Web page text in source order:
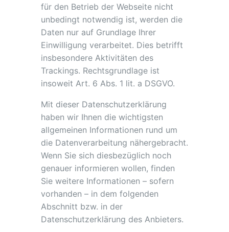
für den Betrieb der Webseite nicht
unbedingt notwendig ist, werden die
Daten nur auf Grundlage Ihrer
Einwilligung verarbeitet. Dies betrifft
insbesondere Aktivitäten des
Trackings. Rechtsgrundlage ist
insoweit Art. 6 Abs. 1 lit. a DSGVO.
Mit dieser Datenschutzerklärung
haben wir Ihnen die wichtigsten
allgemeinen Informationen rund um
die Datenverarbeitung nähergebracht.
Wenn Sie sich diesbezüglich noch
genauer informieren wollen, finden
Sie weitere Informationen – sofern
vorhanden – in dem folgenden
Abschnitt bzw. in der
Datenschutzerklärung des Anbieters.